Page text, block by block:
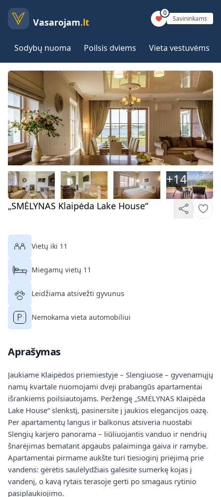
Vasarojam.lt
0
Savininkams
Sodybų nuoma Poilsis dviems Vieta vestuvėms
„SMĖLYNAS Klaipėda Lake House“
+14
Vietų iki 11
Miegamų vietų 11
Leidžiama atsivežti gyvunus
Nemokama vieta automobiliui
Aprašymas
Jaukiame Klaipėdos priemiestyje – Slengiuose – gyvenamųjų
namų kvartale nuomojami dveji prabangūs apartamentai
išrankiems poilsiautojams. Peržengę „SMĖLYNAS Klaipėda
Lake House“ slenkstį, pasinersite į jaukios elegancijos oazę.
Per apartamentų langus ir balkonus atsiveria nuostabi
Slengių karjero panorama – liūliuojantis vanduo ir nendrių
šnarėjimas bematant apgaubs palaiminga gaiva ir ramybe.
Apartamentai pirmame aukšte turi tiesioginį priėjimą prie
vandens: gėrėtis saulėlydžiais galėsite sumerkę kojas į
vandenį, o kavą rytais terasoje gerti po smagaus rytinio
pasiplaukiojimo.